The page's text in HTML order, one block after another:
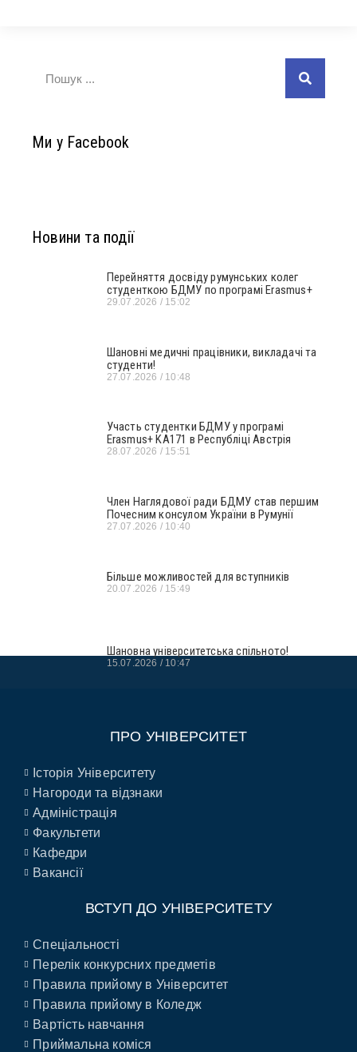
Ми у Facebook
Новини та події
Перейняття досвіду румунських колег
студенткою БДМУ по програмі Erasmus+
29.07.2026 15:02
Шановні медичні працівники, викладачі та
студенти!
27.07.2026 10:48
Участь студентки БДМУ у програмі
Erasmus+ KA171 в Республіці Австрія
28.07.2026 15:51
Член Наглядової ради БДМУ став першим
Почесним консулом України в Румунії
27.07.2026 10:40
Більше можливостей для вступників
20.07.2026 15:49
Шановна університетська спільното!
15.07.2026 10:47
ПРО УНІВЕРСИТЕТ
Історія Університету
Нагороди та відзнаки
Адміністрація
Факультети
Кафедри
Вакансії
ВСТУП ДО УНІВЕРСИТЕТУ
Спеціальності
Перелік конкурсних предметів
Правила прийому в Університет
Правила прийому в Коледж
Вартість навчання
Приймальна коміся